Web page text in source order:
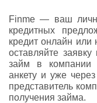
Finme — ваш
кредитных
кредит онлайн или
оставляйте
займ в компании
анкету и уже
представитель
получения займа.